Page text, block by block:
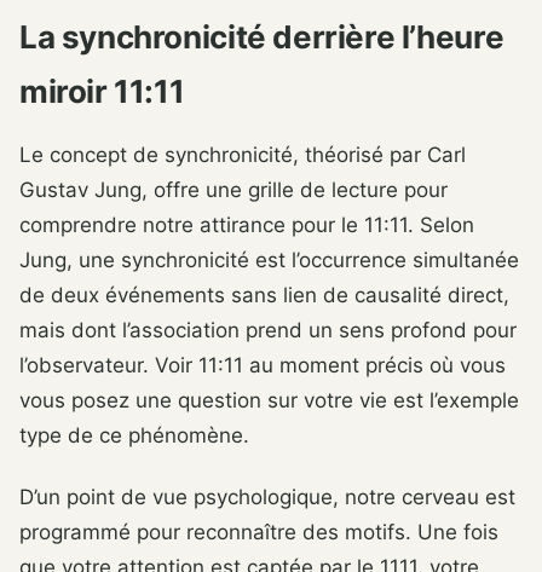
La synchronicité derrière l’heure
miroir 11:11
Le concept de synchronicité, théorisé par Carl
Gustav Jung, offre une grille de lecture pour
comprendre notre attirance pour le 11:11. Selon
Jung, une synchronicité est l’occurrence simultanée
de deux événements sans lien de causalité direct,
mais dont l’association prend un sens profond pour
l’observateur. Voir 11:11 au moment précis où vous
vous posez une question sur votre vie est l’exemple
type de ce phénomène.
D’un point de vue psychologique, notre cerveau est
programmé pour reconnaître des motifs. Une fois
que votre attention est captée par le 1111, votre